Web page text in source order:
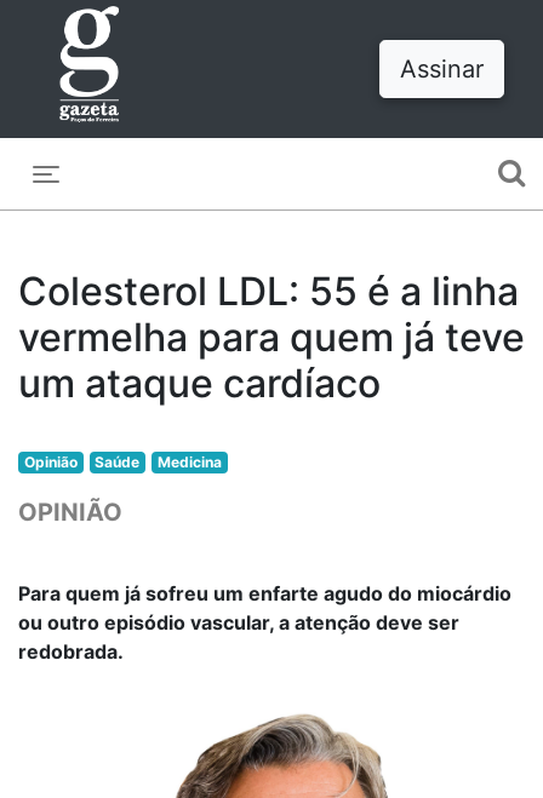
Assinar
Colesterol LDL: 55 é a linha
vermelha para quem já teve
um ataque cardíaco
Opinião Saúde Medicina
OPINIÃO
Para quem já sofreu um enfarte agudo do miocárdio
ou outro episódio vascular, a atenção deve ser
redobrada.